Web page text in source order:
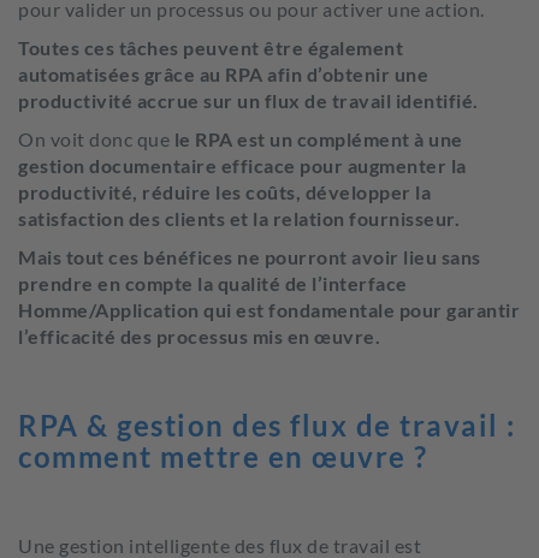
pour valider un processus ou pour activer une action.
Toutes ces tâches peuvent être également
automatisées grâce au RPA afin d’obtenir une
productivité accrue sur un flux de travail identifié.
On voit donc que le RPA est un complément à une
gestion documentaire efficace pour augmenter la
productivité, réduire les coûts, développer la
satisfaction des clients et la relation fournisseur.
Mais tout ces bénéfices ne pourront avoir lieu sans
prendre en compte la qualité de l’interface
Homme/Application qui est fondamentale pour garantir
l’efficacité des processus mis en œuvre.
RPA & gestion des flux de travail :
comment mettre en œuvre ?
Une gestion intelligente des flux de travail est